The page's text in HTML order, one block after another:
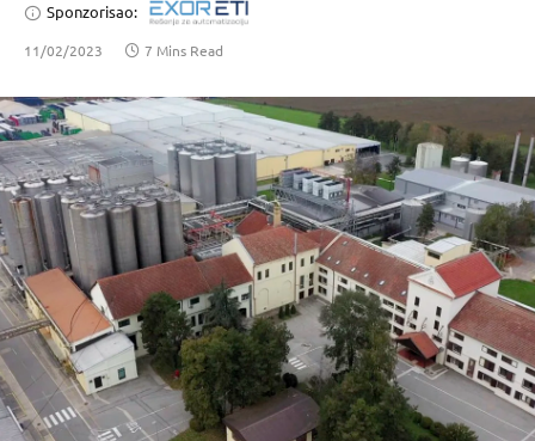
Sponzorisao:
11/02/2023 7 Mins Read